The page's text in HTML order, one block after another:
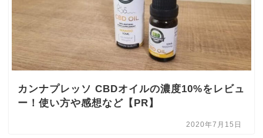
カンナプレッソ CBDオイルの濃度10%をレビュ
ー！使い方や感想など【PR】
2020年7月15日